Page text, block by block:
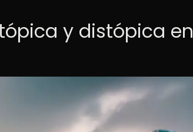
y distópica en